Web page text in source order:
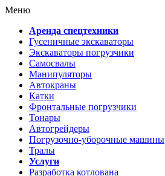
Меню
Аренда спецтехники
Гусеничные экскаваторы
Экскаваторы погрузчики
Самосвалы
Манипуляторы
Автокраны
Катки
Фронтальные погрузчики
Тонары
Автогрейдеры
Погрузочно-уборочные машины
Тралы
Услуги
Разработка котлована